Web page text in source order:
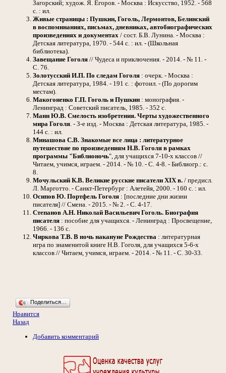
Загорский; худож. Я. Егоров. - Москва : Искусство, 1952. - 568
с. : ил.
Живые страницы : Пушкин, Гоголь, Лермонтов, Белинский
в воспоминаниях, письмах, дневниках, автобиографических
произведениях и документах / сост. Б.В. Лунина. - Москва :
Детская литература, 1970. - 544 с. : ил. - (Школьная
библиотека).
Завещание Гоголя // Чудеса и приключения. - 2014. - № 11. -
С. 76.
Золотусский И.П. По следам Гоголя : очерк. - Москва :
Детская литература, 1984. - 191 с. : фотоил. - (По дорогим
местам).
Макогоненко Г.П. Гоголь и Пушкин : монография. -
Ленинград : Советский писатель, 1985. - 352 с.
Манн Ю.В. Смелость изобретения. Черты художественного
мира Гоголя . - 3-е изд. - Москва : Детская литература, 1985. -
144 с. : ил.
Минашова С.В. Знакомые все лица : литературное
путешествие по произведениям Н.В. Гоголя в рамках
программы "Библионочь", для учащихся 7-10-х классов //
Читаем, учимся, играем. - 2014. - № 10. - С. 4-8. - Библиогр.: с.
8.
Мочульский К.В. Великие русские писатели XIX в. / предисл.
Л. Марготто. - Санкт-Петербург : Алетейя, 2000. - 160 с. : ил.
Осипов Ю. Портфель Гоголя : [последние дни жизни
писателя] // Смена. - 2015. - № 2. - С. 4-17.
Степанов А.Н. Николай Васильевич Гоголь. Биография
писателя : пособие для учащихся. - Ленинград : Просвещение,
1966. - 136 с.
Чиркова Т.В. В ночь накануне Рождества : литературная
игра по знаменитой книге Н.В. Гоголя, для учащихся 5-6-х
классов // Читаем, учимся, играем. - 2014. - № 11. - С. 30-33.
Поделиться…
Нравится
Назад
Добавить комментарий